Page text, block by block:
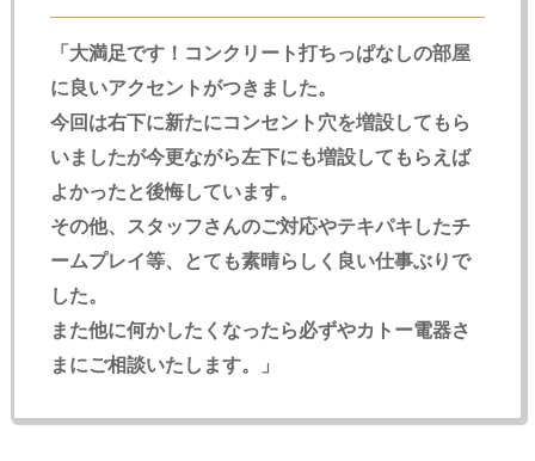
「大満足です！コンクリート打ちっぱなしの部屋
に良いアクセントがつきました。
今回は右下に新たにコンセント穴を増設してもら
いましたが今更ながら左下にも増設してもらえば
よかったと後悔しています。
その他、スタッフさんのご対応やテキパキしたチ
ームプレイ等、とても素晴らしく良い仕事ぶりで
した。
また他に何かしたくなったら必ずやカトー電器さ
まにご相談いたします。」